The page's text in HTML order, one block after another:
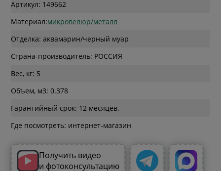
Артикул: 149662
Материал:микровелюр/металл
Отделка: аквамарин/черный муар
Страна-производитель: РОССИЯ
Вес, кг: 5
Объем, м3: 0.378
Гарантийный срок: 12 месяцев.
Где посмотреть: интернет-магазин
Получить видео
и фотоконсультацию